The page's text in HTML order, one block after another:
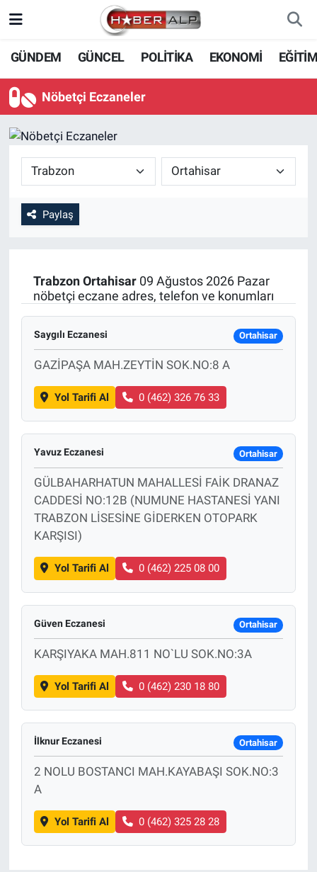
GÜNDEM GÜNCEL POLİTİKA EKONOMİ
Nöbetçi Eczaneler
Paylaş
Trabzon Ortahisar09 Ağustos 2026 Pazar
nöbetçi eczane adres, telefon ve konumları
Saygılı Eczanesi Ortahisar
GAZİPAŞA MAH.ZEYTİN SOK.NO:8 A
Yol Tarifi Al 0 (462) 326 76 33
Yavuz Eczanesi Ortahisar
GÜLBAHARHATUN MAHALLESİ FAİK DRANAZ
CADDESİ NO:12B (NUMUNE HASTANESİ YANI
TRABZON LİSESİNE GİDERKEN OTOPARK
KARŞISI)
Yol Tarifi Al 0 (462) 225 08 00
Güven Eczanesi Ortahisar
KARŞIYAKA MAH.811 NO`LU SOK.NO:3A
Yol Tarifi Al 0 (462) 230 18 80
İlknur Eczanesi Ortahisar
2 NOLU BOSTANCI MAH.KAYABAŞI SOK.NO:3
A
Yol Tarifi Al 0 (462) 325 28 28
Nöbetçi Eczaneler
Hava Durumu
Süper Lig Puan Durumu ve Fikstür